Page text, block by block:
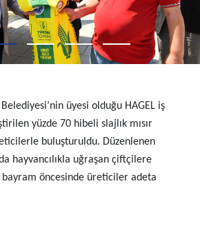
üyesi olduğu HAGEL iş
yüzde 70 hibeli slajlık mısır
buluşturuldu. Düzenlenen
hayvancılıkla uğraşan çiftçilere
bayram öncesinde üreticiler adeta